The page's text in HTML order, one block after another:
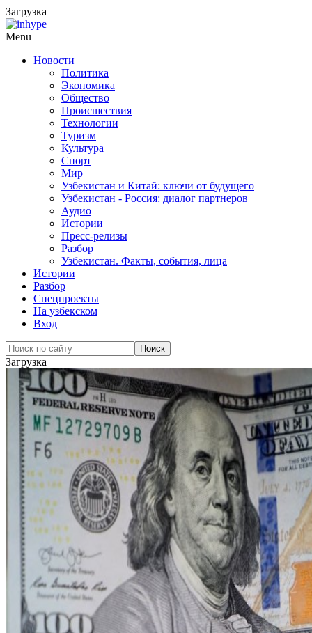
Загрузка
Menu
Новости
Политика
Экономика
Общество
Происшествия
Технологии
Туризм
Культура
Спорт
Мир
Узбекистан и Китай: ключи от будущего
Узбекистан - Россия: диалог партнеров
Аудио
Истории
Пресс-релизы
Разбор
Узбекистан. Факты, события, лица
Истории
Разбор
Спецпроекты
На узбекском
Вход
Загрузка